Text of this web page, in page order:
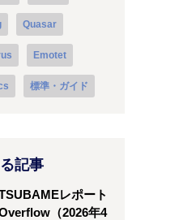
Quasar
Emotet
標準・ガイド
記事
レポート
（2026年4